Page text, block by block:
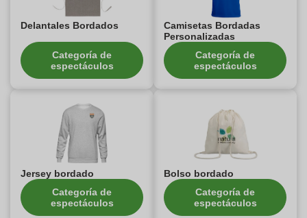
Delantales Bordados
Categoría de
espectáculos
Camisetas Bordadas
Personalizadas
Categoría de
espectáculos
Jersey bordado
Categoría de
espectáculos
Bolso bordado
Categoría de
espectáculos